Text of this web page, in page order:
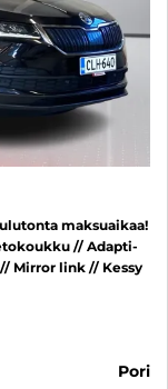
maksuaikaa!
// Adapti-
Mirror link // Kessy
pori